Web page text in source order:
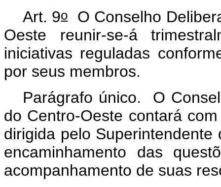
Art. 9oO Conselho
Oeste reunir-se-á
iniciativas reguladas
por seus membros.
Parágrafo único. O
do Centro-Oeste contará
dirigida pelo Superintendente
encaminhamento das
acompanhamento de suas